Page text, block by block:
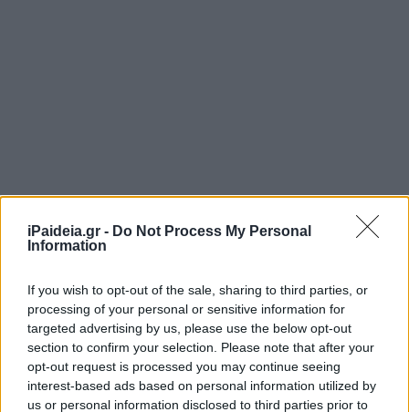
iPaideia.gr - Do Not Process My Personal
Information
If you wish to opt-out of the sale, sharing to third parties, or
processing of your personal or sensitive information for
targeted advertising by us, please use the below opt-out
section to confirm your selection. Please note that after your
opt-out request is processed you may continue seeing
interest-based ads based on personal information utilized by
us or personal information disclosed to third parties prior to